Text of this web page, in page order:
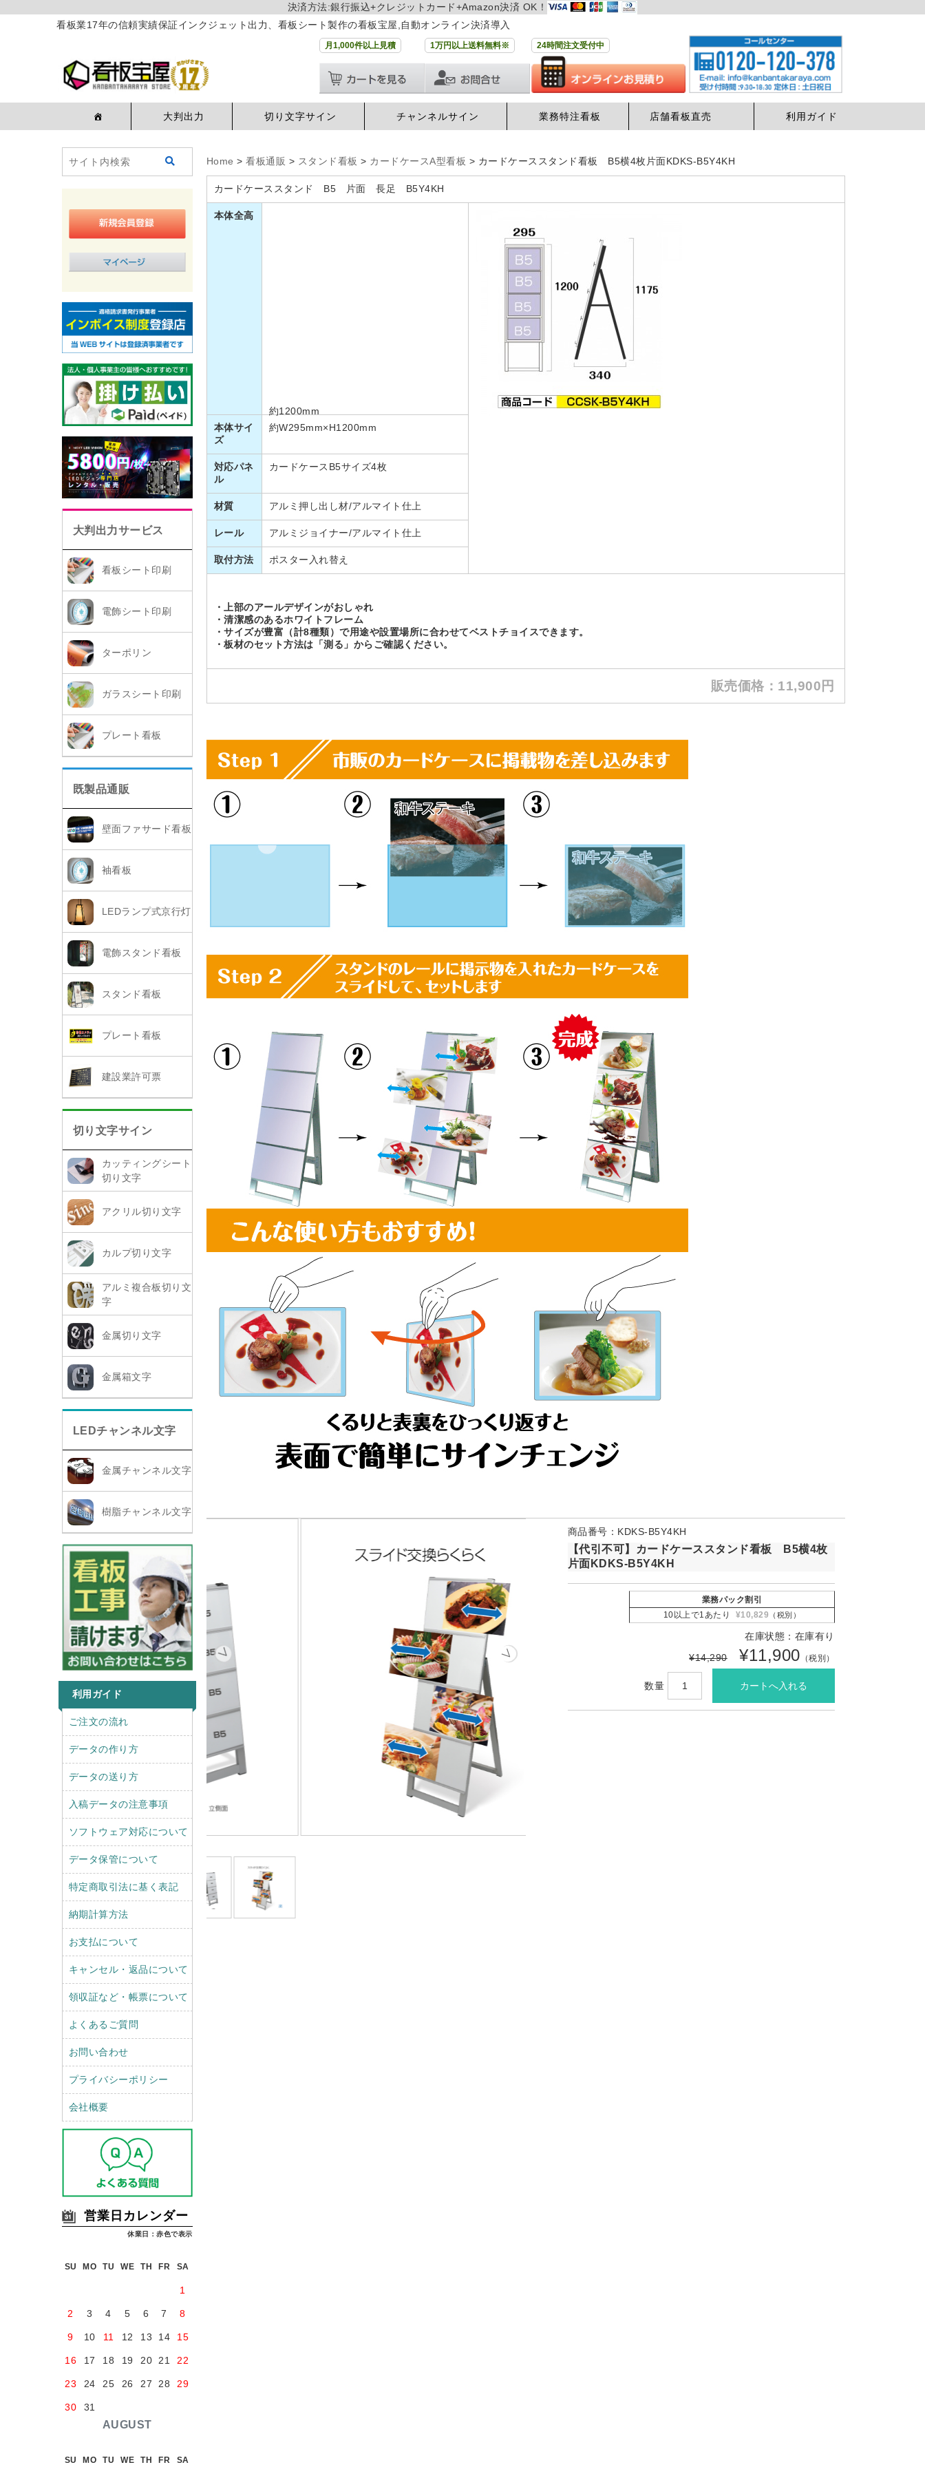
決済方法:銀行振込+クレジットカード+Amazon決済 OK！
看板業17年の信頼実績保証インクジェット出力、看板シート製作の看板宝屋,自動オンライン決済導入
月1,000件以上見積 1万円以上送料無料※ 24時間注文受付中
大判出力 切り文字サイン チャンネルサイン 業務特注看板 店舗看板直売 利用ガイド
大判出力サービス
看板シート印刷
電飾シート印刷
ターポリン
ガラスシート印刷
プレート看板
既製品通販
壁面ファサード看板
袖看板
LEDランプ式京行灯
電飾スタンド看板
スタンド看板
プレート看板
建設業許可票
切り文字サイン
カッティングシート
切り文字
アクリル切り文字
カルプ切り文字
アルミ複合板切り文
字
金属切り文字
金属箱文字
LEDチャンネル文字
金属チャンネル文字
樹脂チャンネル文字
利用ガイド
r
ご注文の流れ
データの作り方
データの送り方
入稿データの注意事項
ソフトウェア対応について
データ保管について
特定商取引法に基く表記
納期計算方法
お支払について
キャンセル・返品について
領収証など・帳票について
よくあるご質問
お問い合わせ
プライバシーポリシー
会社概要
営業日カレンダー
休業日：赤色で表示
AUGUST
SU MO TU WE TH FR SA
1
2 3 4 5 6 7 8
9 10 11 12 13 14 15
16 17 18 19 20 21 22
23 24 25 26 27 28 29
30 31
SU MO TU WE TH FR SA
Home > 看板通販 > スタンド看板 > カードケースA型看板 > カードケーススタンド看板 B5横4枚片面KDKS-B5Y4KH
カードケーススタンド B5 片面 長足 B5Y4KH
本体全高
約1200mm
本体サイ
ズ
約W295mm×H1200mm
対応パネ
ル
カードケースB5サイズ4枚
材質 アルミ押し出し材/アルマイト仕上
レール アルミジョイナー/アルマイト仕上
取付方法 ポスター入れ替え
・上部のアールデザインがおしゃれ
・清潔感のあるホワイトフレーム
・サイズが豊富（計8種類）で用途や設置場所に合わせてベストチョイスできます。
・板材のセット方法は「測る」からご確認ください。
販売価格：11,900円
商品番号：KDKS-B5Y4KH
【代引不可】カードケーススタンド看板 B5横4枚
片面KDKS-B5Y4KH
業務パック割引
10以上で1あたり
¥10,829 （税別）
在庫状態：在庫有り
¥14,290
¥11,900 （税別）
数量